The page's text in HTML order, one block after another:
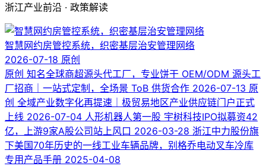
浙江产业前沿 · 政策解读
智慧网约房管控系统，织密基层治安管理网络
2026-07-18 原创
原创 知名全球商超源头代工厂，专业饼干 OEM/ODM 源头工
厂招商｜一站式定制，全场景 ToB 供货合作 2026-07-13 原
创 全域产业数字化再提速｜极贸易地区产业供应链门户正式
上线 2026-07-04 人形机器人第一股 宇树科技IPO拟募资42
亿，上游9家A股公司站上风口 2026-03-28 浙江中力股份旗
下美国70年历史的一线工业车辆品牌，别格乔电动叉车冷库
专用产品手册 2025-04-08